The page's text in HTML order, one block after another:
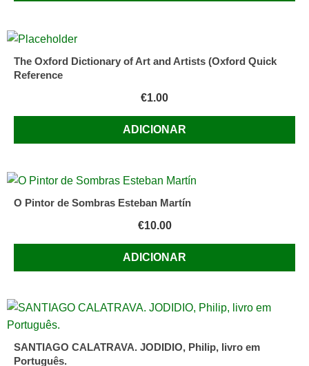
The Oxford Dictionary of Art and Artists (Oxford Quick
Reference
€1.00
ADICIONAR
O Pintor de Sombras Esteban Martín
€10.00
ADICIONAR
SANTIAGO CALATRAVA. JODIDIO, Philip, livro em
Português.